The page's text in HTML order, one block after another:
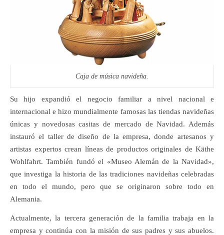
Caja de música navideña.
Su hijo expandió el negocio familiar a nivel nacional e
internacional e hizo mundialmente famosas las tiendas navideñas
únicas y novedosas casitas de mercado de Navidad. Además
instauró el taller de diseño de la empresa, donde artesanos y
artistas expertos crean líneas de productos originales de Käthe
Wohlfahrt. También fundó el «Museo Alemán de la Navidad»,
que investiga la historia de las tradiciones navideñas celebradas
en todo el mundo, pero que se originaron sobre todo en
Alemania.
Actualmente, la tercera generación de la familia trabaja en la
empresa y continúa con la misión de sus padres y sus abuelos.